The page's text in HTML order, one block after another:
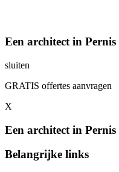
Een architect in
sluiten
GRATIS offertes aanvragen
X
Een architect in
Belangrijke links